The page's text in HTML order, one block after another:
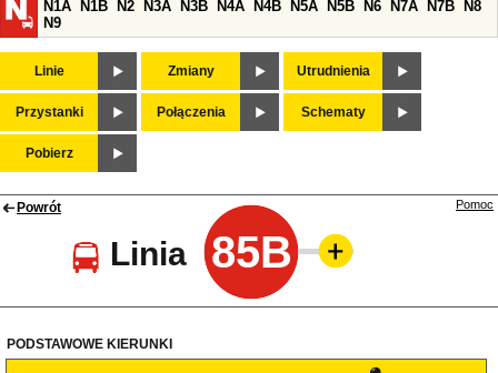
N1A
N1B N2 N3A N3B N4A N4B N5A N5B N6 N7A N7B
N8
N9
Linie Zmiany Utrudnienia
Przystanki Połączenia Schematy
Pobierz
Powrót
Linia 85B
Pomoc
PODSTAWOWE KIERUNKI